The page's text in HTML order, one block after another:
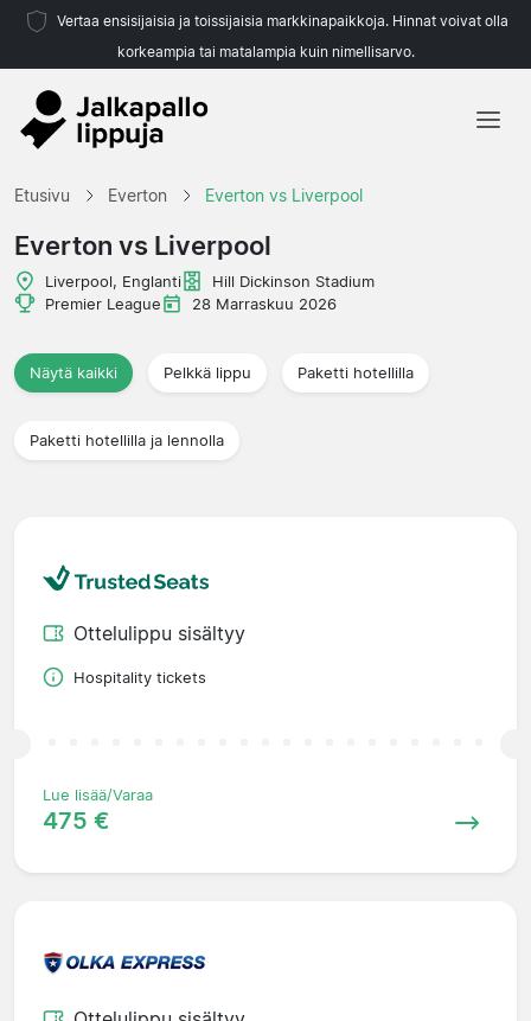
Vertaa ensisijaisia ja toissijaisia markkinapaikkoja. Hinnat voivat olla
korkeampia tai matalampia kuin nimellisarvo.
Matkatoimistoja
Etusivu Everton Everton vs Liverpool
Everton vs Liverpool
Liverpool, Englanti
Hill Dickinson Stadium
Premier League
28 Marraskuu 2026
Näytä kaikki Pelkkä lippu Paketti hotellilla
Paketti hotellilla ja lennolla
Ottelulippu sisältyy
Hospitality tickets
Lue lisää/Varaa
475 €